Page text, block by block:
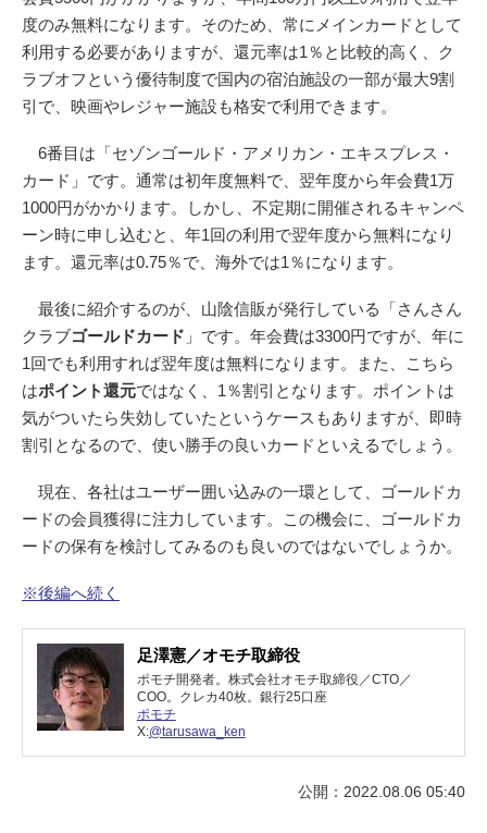
度のみ無料になります。そのため、常にメインカードとして
利用する必要がありますが、還元率は1％と比較的高く、ク
ラブオフという優待制度で国内の宿泊施設の一部が最大9割
引で、映画やレジャー施設も格安で利用できます。
6番目は「セゾンゴールド・アメリカン・エキスプレス・
カード」です。通常は初年度無料で、翌年度から年会費1万
1000円がかかります。しかし、不定期に開催されるキャンペ
ーン時に申し込むと、年1回の利用で翌年度から無料になり
ます。還元率は0.75％で、海外では1％になります。
最後に紹介するのが、山陰信販が発行している「さんさん
クラブゴールドカード 」です。年会費は3300円ですが、年に
1回でも利用すれば翌年度は無料になります。また、こちら
はポイント還元ではなく、1％割引となります。ポイントは
気がついたら失効していたというケースもありますが、即時
割引となるので、使い勝手の良いカードといえるでしょう。
現在、各社はユーザー囲い込みの一環として、ゴールドカ
ードの会員獲得に注力しています。この機会に、ゴールドカ
ードの保有を検討してみるのも良いのではないでしょうか。
※後編へ続く
足澤憲／オモチ取締役
ポモチ開発者。株式会社オモチ取締役／CTO／
COO。クレカ40枚。銀行25口座
ポモチ
X:@tarusawa_ken
公開：2022.08.06 05:40